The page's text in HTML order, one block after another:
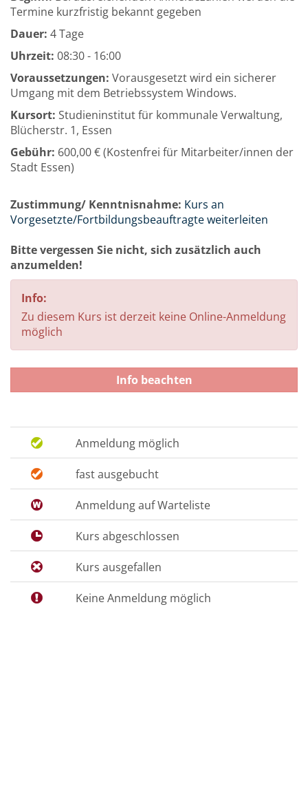
Termine kurzfristig bekannt gegeben
Dauer: 4 Tage
Uhrzeit: 08:30 - 16:00
Voraussetzungen: Vorausgesetzt wird ein sicherer
Umgang mit dem Betriebssystem Windows.
Kursort: Studieninstitut für kommunale Verwaltung,
Blücherstr. 1, Essen
Gebühr: 600,00 € (Kostenfrei für Mitarbeiter/innen der
Stadt Essen)
Zustimmung/ Kenntnisnahme: Kurs an
Vorgesetzte/Fortbildungsbeauftragte weiterleiten
Bitte vergessen Sie nicht, sich zusätzlich auch
anzumelden!
Info:
Zu diesem Kurs ist derzeit keine Online-Anmeldung
möglich
Info beachten
Anmeldung möglich
fast ausgebucht
Anmeldung auf Warteliste
Kurs abgeschlossen
Kurs ausgefallen
Keine Anmeldung möglich